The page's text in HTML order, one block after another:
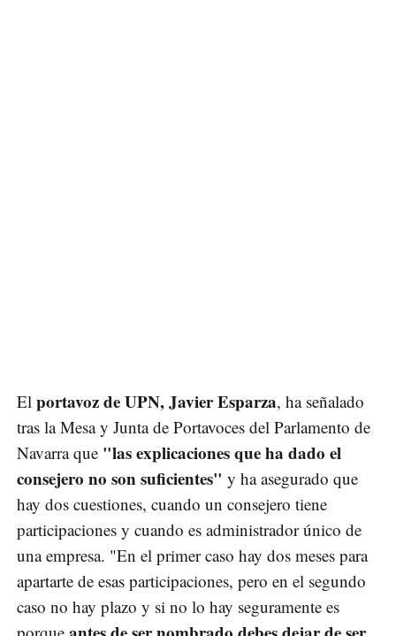
El portavoz de UPN, Javier Esparza, ha señalado
tras la Mesa y Junta de Portavoces del Parlamento de
Navarra que "las explicaciones que ha dado el
consejero no son suficientes" y ha asegurado que
hay dos cuestiones, cuando un consejero tiene
participaciones y cuando es administrador único de
una empresa. "En el primer caso hay dos meses para
apartarte de esas participaciones, pero en el segundo
caso no hay plazo y si no lo hay seguramente es